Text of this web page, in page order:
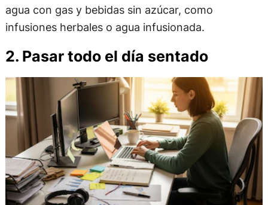
agua con gas y bebidas sin azúcar, como
infusiones herbales o agua infusionada.
2. Pasar todo el día sentado